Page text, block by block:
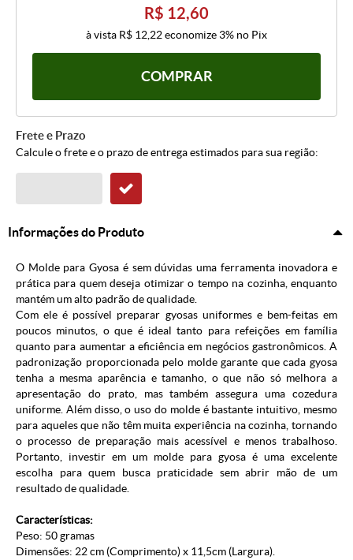
R$ 12,60
à vista R$ 12,22economize 3% no Pix
COMPRAR
Frete e Prazo
Calcule o frete e o prazo de entrega estimados para sua região:
Informações do Produto
O Molde para Gyosa é sem dúvidas uma ferramenta inovadora e
prática para quem deseja otimizar o tempo na cozinha, enquanto
mantém um alto padrão de qualidade.
Com ele é possível preparar gyosas uniformes e bem-feitas em
poucos minutos, o que é ideal tanto para refeições em família
quanto para aumentar a eficiência em negócios gastronômicos. A
padronização proporcionada pelo molde garante que cada gyosa
tenha a mesma aparência e tamanho, o que não só melhora a
apresentação do prato, mas também assegura uma cozedura
uniforme. Além disso, o uso do molde é bastante intuitivo, mesmo
para aqueles que não têm muita experiência na cozinha, tornando
o processo de preparação mais acessível e menos trabalhoso.
Portanto, investir em um molde para gyosa é uma excelente
escolha para quem busca praticidade sem abrir mão de um
resultado de qualidade.
Características:
Peso: 50 gramas
Dimensões: 22 cm (Comprimento) x 11,5cm (Largura).